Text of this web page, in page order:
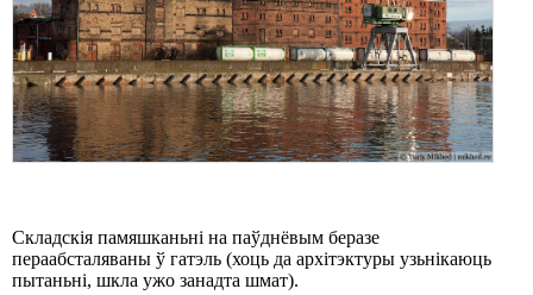
Складскія памяшканьні на паўднёвым беразе
пераабсталяваны ў гатэль (хоць да архітэктуры узьнікаюць
пытаньні, шкла ужо занадта шмат).